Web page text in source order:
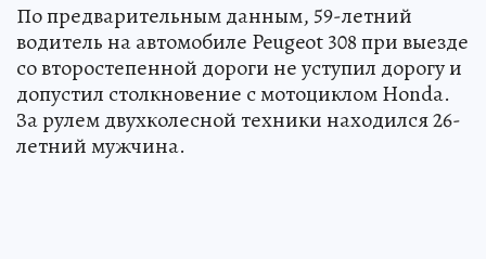
По предварительным данным, 59-летний
водитель на автомобиле Peugeot 308 при выезде
со второстепенной дороги не уступил дорогу и
допустил столкновение с мотоциклом Honda.
За рулем двухколесной техники находился 26-
летний мужчина.